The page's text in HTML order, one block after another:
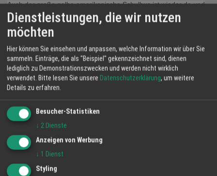
Auch der große gelbe amerikanische Schulbus ist wieder da und
bringt Sie gerne von einem zum anderen Standort.
Geboten werden viele kostenlose Attraktionen (speziell für
Kinder), attraktive Gewinnspiele, interessante Ausstellunge und
selbstverständlich gesorgt.
Wir sind mit dabei.
Dienstleistungen, die wir nutzen
möchten
Hier können Sie einsehen und anpassen, welche Information wir über Sie
sammeln. Einträge, die als "Beispiel" gekennzeichnet sind, dienen
lediglich zu Demonstrationszwecken und werden nicht wirklich
verwendet. Bitte lesen Sie unsere Datenschutzerklärung, um weitere
Details zu erfahren.
Besucher-Statistiken
↓ 2 Dienste
Anzeigen von Werbung
↓ 1 Dienst
Styling